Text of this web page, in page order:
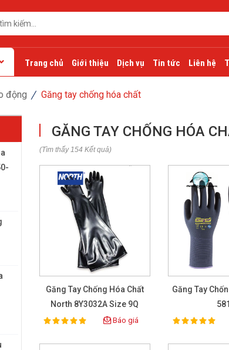
Trang chủ Giới thiệu Dịch vụ Tin tức Liên hệ
động Găng tay chống hóa chất
GĂNG TAY CHỐNG HÓA
(Tìm thấy 154 Kết quả)
Găng Tay Chống Hóa Chất
North 8Y3032A Size 9Q
Rating:
100% Báo giá
Găng Tay
581
Rating:
100%